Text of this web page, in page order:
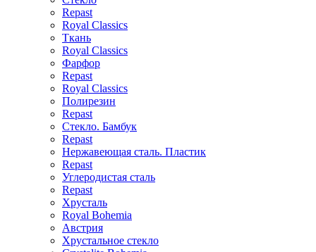
Repast
Royal Classics
Ткань
Royal Classics
Фарфор
Repast
Royal Classics
Полирезин
Repast
Стекло. Бамбук
Repast
Нержавеющая сталь. Пластик
Repast
Углеродистая сталь
Repast
Хрусталь
Royal Bohemia
Австрия
Хрустальное стекло